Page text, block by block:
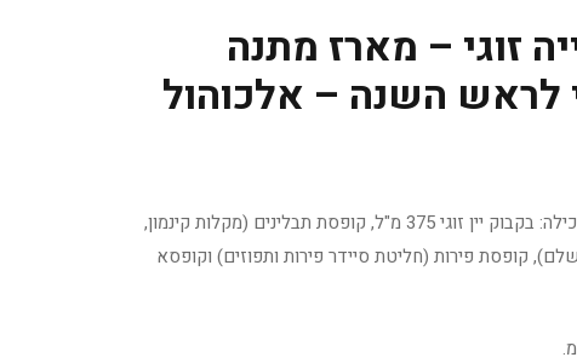
זוגי – מארז מתנה
לראש השנה – אלכוהול
ערכת סנגרייה מעוצבת המכילה: בקבוק יין זוגי 375 מ"ל, קופסת תבלינים (מקלות קינמון,
קופסת פירות (חליטת סיידר פירות ותפוזים) וקופסא